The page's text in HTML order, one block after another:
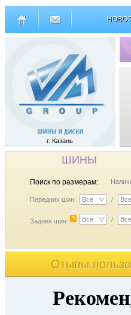
г. Казань
ШИНЫ
Поиск по размерам:
Передних шин: Все / Все
Задних шин: ? Все / Все
Отывы